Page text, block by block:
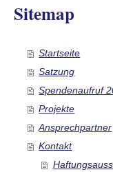
Sitemap
Startseite
Satzung
Spendenaufruf
Projekte
Ansprechpartner
Kontakt